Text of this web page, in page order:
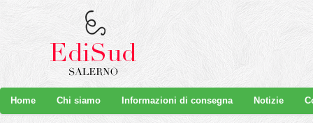
Home Chi siamo Informazioni di consegna Notizie